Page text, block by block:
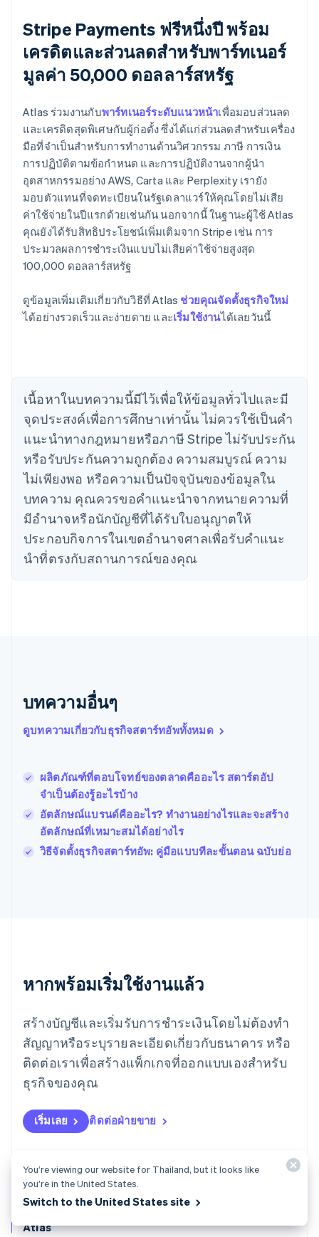
Stripe Payments ฟรีหนึ่งปี พร้อม
เครดิตและส่วนลดสำหรับพาร์ทเนอร์
มูลค่า 50,000 ดอลลาร์สหรัฐ
Atlas ร่วมงานกับพาร์ทเนอร์ระดับแนวหน้าเพื่อมอบส่วนลด
และเครดิตสุดพิเศษกับผู้ก่อตั้ง ซึ่งได้แก่ส่วนลดสำหรับเครื่อง
มือที่จำเป็นสำหรับการทำงานด้านวิศวกรรม ภาษี การเงิน
การปฏิบัติตามข้อกำหนด และการปฏิบัติงานจากผู้นำ
อุตสาหกรรมอย่าง AWS, Carta และ Perplexity เรายัง
มอบตัวแทนที่จดทะเบียนในรัฐเดลาแวร์ให้คุณโดยไม่เสีย
ค่าใช้จ่ายในปีแรกด้วยเช่นกัน นอกจากนี้ ในฐานะผู้ใช้ Atlas
คุณยังได้รับสิทธิประโยชน์เพิ่มเติมจาก Stripe เช่น การ
ประมวลผลการชำระเงินแบบไม่เสียค่าใช้จ่ายสูงสุด
100,000 ดอลลาร์สหรัฐ
ดูข้อมูลเพิ่มเติมเกี่ยวกับวิธีที่ Atlas ช่วยคุณจัดตั้งธุรกิจใหม่
ได้อย่างรวดเร็วและง่ายดาย และเริ่มใช้งานได้เลยวันนี้
เนื้อหาในบทความนี้มีไว้เพื่อให้ข้อมูลทั่วไปและมี
จุดประสงค์เพื่อการศึกษาเท่านั้น ไม่ควรใช้เป็นคํา
แนะนําทางกฎหมายหรือภาษี Stripe ไม่รับประกัน
หรือรับประกันความถูกต้อง ความสมบูรณ์ ความ
ไม่เพียงพอ หรือความเป็นปัจจุบันของข้อมูลใน
บทความ คุณควรขอคําแนะนําจากทนายความที่
มีอํานาจหรือนักบัญชีที่ได้รับใบอนุญาตให้
ประกอบกิจการในเขตอํานาจศาลเพื่อรับคําแนะ
นําที่ตรงกับสถานการณ์ของคุณ
บทความอื่นๆ
ดูบทความเกี่ยวกับธุรกิจสตาร์ทอัพทั้งหมด
ผลิตภัณฑ์ที่ตอบโจทย์ของตลาดคืออะไร สตาร์ตอัป
จำเป็นต้องรู้อะไรบ้าง
อัตลักษณ์แบรนด์คืออะไร? ทํางานอย่างไรและจะสร้าง
อัตลักษณ์ที่เหมาะสมได้อย่างไร
วิธีจัดตั้งธุรกิจสตาร์ทอัพ: คู่มือแบบทีละขั้นตอน ฉบับย่อ
หากพร้อมเริ่มใช้งานแล้ว
สร้างบัญชีและเริ่มรับการชำระเงินโดยไม่ต้องทำ
สัญญาหรือระบุรายละเอียดเกี่ยวกับธนาคาร หรือ
ติดต่อเราเพื่อสร้างแพ็กเกจที่ออกแบบเองสำหรับ
ธุรกิจของคุณ
เริ่มเลย ติดต่อฝ่ายขาย
Atlas
กรีซ
เขตบริหารพิเศษฮ่องกง ประเทศจีน
English 简体中文
简体中文English
ไซปรัส
English
ญี่ปุ่น
日本語 English
เดนมาร์ก
English
ไทย
English
นอร์เวย์
English
นิวซีแลนด์
เนเธอร์แลนด์
Français
โปรตุเกส
โปแลนด์
FrançaisEnglish
ฟินแลนด์
Svenska
มอลตา
English
มาเลเซีย
简体中文
English
ลักเซมเบิร์ก
ลัตเวีย
English
ลิกเตนสไตน์
DeutschEnglish
ลิทัวเนีย
สเปน
EspañolEnglish
สโลวาเกีย
สโลวีเนีย
English Italiano
DeutschFrançaisItalianoEnglish
สวีเดน
You’re viewing our website for Thailand, but it looks like
you’re in the United States.
Switch to the United States site